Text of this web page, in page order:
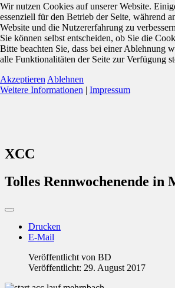
XCC
Tolles Rennwochenende in
Drucken
E-Mail
Veröffentlicht von BD
Veröffentlicht: 29. August 2017
Wir nutzen Cookies auf unserer Website.
essenziell für den Betrieb der Seite, während
Website und die Nutzererfahrung zu
Sie können selbst entscheiden, ob Sie die
Bitte beachten Sie, dass bei einer Ablehnung
alle Funktionalitäten der Seite zur Verfügung
Akzeptieren Ablehnen
Weitere Informationen | Impressum